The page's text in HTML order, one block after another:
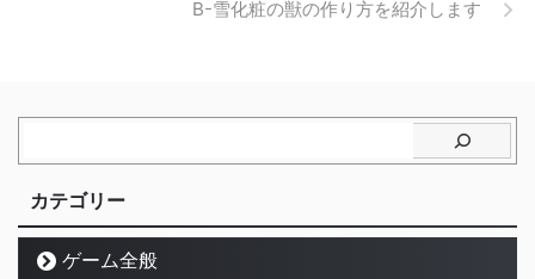
B-雪化粧の獣の作り方を紹介します
カテゴリー
ゲーム全般